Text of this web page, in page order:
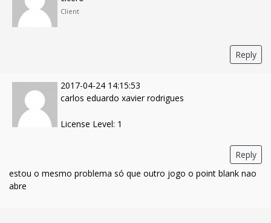
Client
Reply
2017-04-24 14:15:53
carlos eduardo xavier rodrigues
License Level: 1
Reply
estou o mesmo problema só que outro jogo o point blank nao
abre